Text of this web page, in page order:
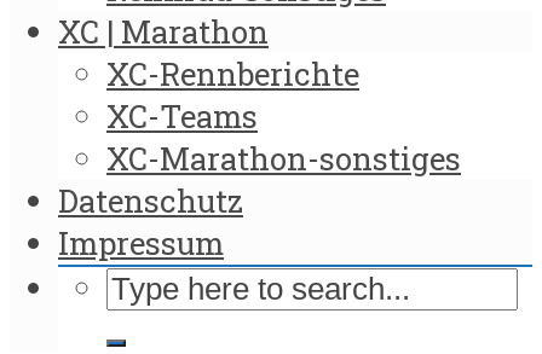
XC | Marathon
XC-Rennberichte
XC-Teams
XC-Marathon-sonstiges
Datenschutz
Impressum